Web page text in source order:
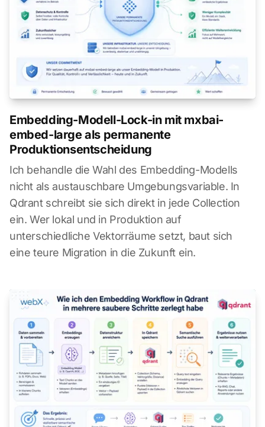
Embedding-Modell-Lock-in mit mxbai-
embed-large als permanente
Produktionsentscheidung
Ich behandle die Wahl des Embedding-Modells
nicht als austauschbare Umgebungsvariable. In
Qdrant schreibt sie sich direkt in jede Collection
ein. Wer lokal und in Produktion auf
unterschiedliche Vektorräume setzt, baut sich
eine teure Migration in die Zukunft ein.